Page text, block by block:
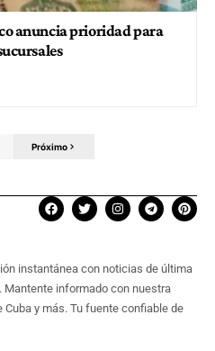
anuncia prioridad para
Próximo
instantánea con noticias de última
Mantente informado con nuestra
y más. Tu fuente confiable de